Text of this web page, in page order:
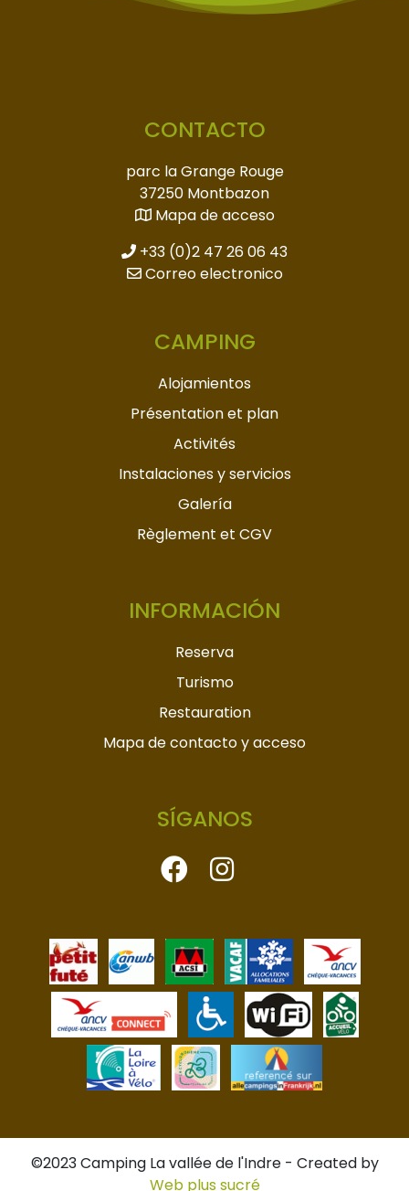
CONTACTO
parc la Grange Rouge
37250 Montbazon
Mapa de acceso
+33 (0)2 47 26 06 43
Correo electronico
CAMPING
Alojamientos
Présentation et plan
Activités
Instalaciones y servicios
Galería
Règlement et CGV
INFORMACIÓN
Reserva
Turismo
Restauration
Mapa de contacto y acceso
SÍGANOS
©2023 Camping La vallée de l'Indre - Created by
Web plus sucré